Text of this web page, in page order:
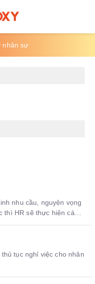
nhân sự
nhu cầu, nguyện vọng
HR sẽ thực hiện các
tục nghỉ việc cho nhân